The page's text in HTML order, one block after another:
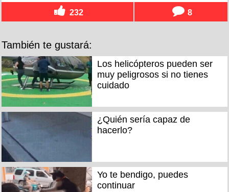
232 8
También te gustará:
Los helicópteros pueden ser
muy peligrosos si no tienes
cuidado
¿Quién sería capaz de
hacerlo?
Yo te bendigo, puedes
continuar